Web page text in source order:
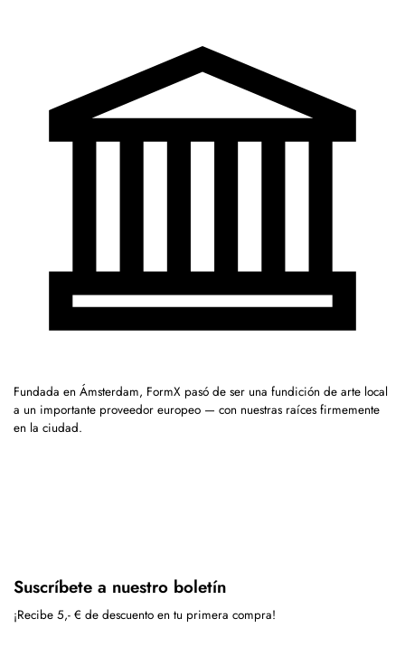
Fundada en Ámsterdam, FormX pasó de ser una fundición de arte local
a un importante proveedor europeo — con nuestras raíces firmemente
en la ciudad.
Suscríbete a nuestro boletín
¡Recibe 5,- € de descuento en tu primera compra!